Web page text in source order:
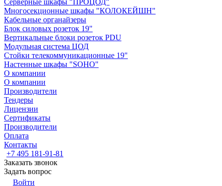
Серверные шкафы "ПРОЦОД"
Многосекционные шкафы "КОЛОКЕЙШН"
Кабельные органайзеры
Блок силовых розеток 19"
Вертикальные блоки розеток PDU
Модульная система ЦОД
Стойки телекоммуникационные 19"
Настенные шкафы "SOHO"
О компании
О компании
Производители
Тендеры
Лицензии
Сертификаты
Производители
Оплата
Контакты
+7 495 181-91-81
Заказать звонок
Задать вопрос
Войти